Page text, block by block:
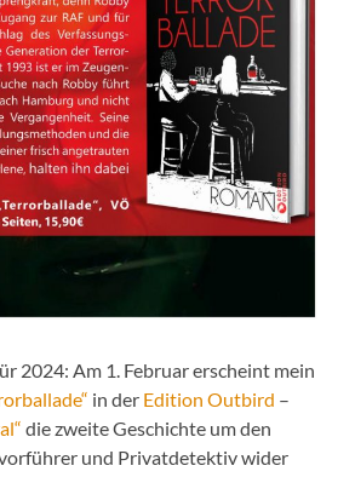
2024: Am 1. Februar erscheint mein
in der Edition Outbird –
die zweite Geschichte um den
und Privatdetektiv wider